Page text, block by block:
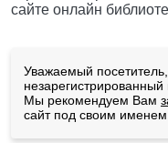
сайте онлайн
Уважаемый
незарегистрированный
Мы рекомендуем Вам
сайт под своим именем.